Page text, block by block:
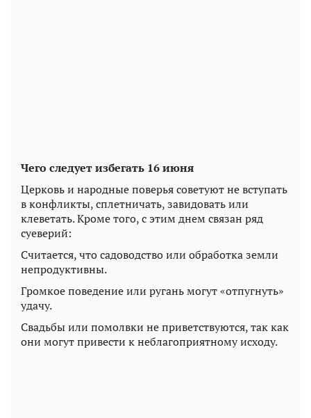
Чего следует избегать 16 июня
Церковь и народные поверья советуют не вступать
в конфликты, сплетничать, завидовать или
клеветать. Кроме того, с этим днем ​​связан ряд
суеверий:
Считается, что садоводство или обработка земли
непродуктивны.
Громкое поведение или ругань могут «отпугнуть»
удачу.
Свадьбы или помолвки не приветствуются, так как
они могут привести к неблагоприятному исходу.